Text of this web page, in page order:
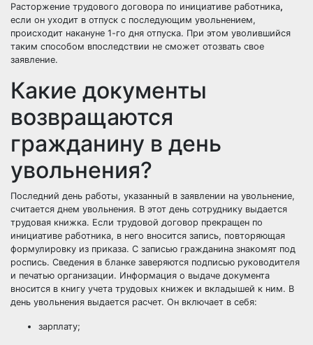
Расторжение трудового договора по инициативе работника,
если он уходит в отпуск с последующим увольнением,
происходит накануне 1-го дня отпуска. При этом уволившийся
таким способом впоследствии не сможет отозвать свое
заявление.
Какие документы
возвращаются
гражданину в день
увольнения?
Последний день работы, указанный в заявлении на увольнение,
считается днем увольнения. В этот день сотруднику выдается
трудовая книжка. Если трудовой договор прекращен по
инициативе работника, в него вносится запись, повторяющая
формулировку из приказа. С записью гражданина знакомят под
роспись. Сведения в бланке заверяются подписью руководителя
и печатью организации. Информация о выдаче документа
вносится в книгу учета трудовых книжек и вкладышей к ним. В
день увольнения выдается расчет. Он включает в себя:
зарплату;